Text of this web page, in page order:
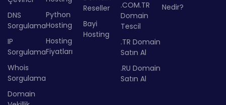
DNS
Sorgulama
IP
Sorgulama
Whois
Sorgulama
Domain
Python
Hosting
Hosting
Fiyatları
Reseller
Bayi
Hosting
.COM.TR
Domain
Tescil
.TR Domain
Satın Al
.RU Domain
Satın Al
Nedir?